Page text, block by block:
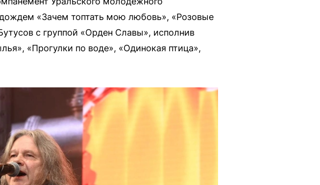
«Зачем топтать мою любовь», «Розовые
с группой «Орден Славы», исполнив
«Прогулки по воде», «Одинокая птица»,